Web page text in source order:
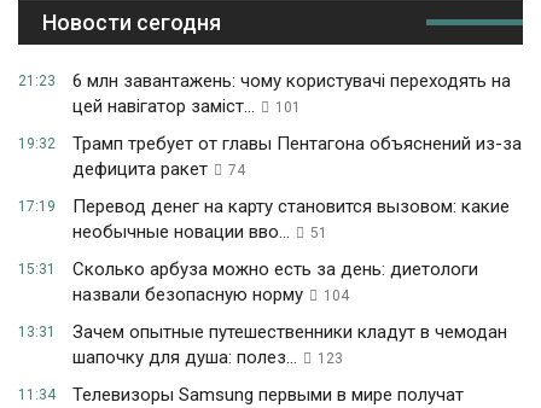
Новости сегодня
21:23
6 млн завантажень: чому користувачі переходять на
цей навігатор заміст...
101
19:32
Трамп требует от главы Пентагона объяснений из-за
дефицита ракет
74
17:19
Перевод денег на карту становится вызовом: какие
необычные новации вво...
51
15:31
Сколько арбуза можно есть за день: диетологи
назвали безопасную норму
104
13:31
Зачем опытные путешественники кладут в чемодан
шапочку для душа: полез...
123
11:34
Телевизоры Samsung первыми в мире получат